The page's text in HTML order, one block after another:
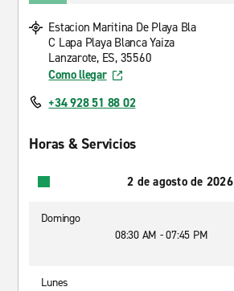
Estacion Maritina De Playa Bla
C Lapa Playa Blanca Yaiza
Lanzarote, ES, 35560
Como llegar
+34 928 51 88 02
Horas & Servicios
2 de agosto de 2026
Domingo
08:30 AM - 07:45 PM
Lunes